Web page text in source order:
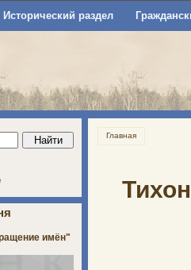
Исторический раздел
Главная
имён"